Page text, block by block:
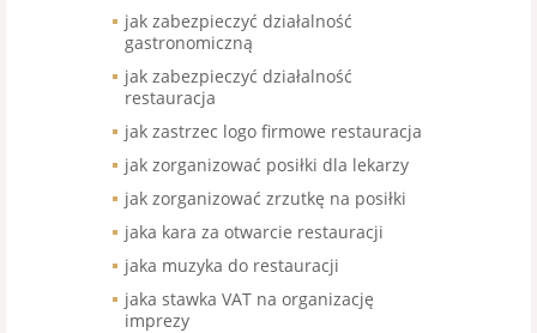
jak zabezpieczyć działalność
gastronomiczną
jak zabezpieczyć działalność
restauracja
jak zastrzec logo firmowe restauracja
jak zorganizować posiłki dla lekarzy
jak zorganizować zrzutkę na posiłki
jaka kara za otwarcie restauracji
jaka muzyka do restauracji
jaka stawka VAT na organizację
imprezy